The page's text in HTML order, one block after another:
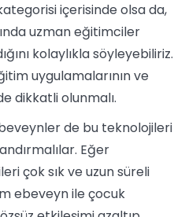
içerisinde olsa da,
uzman eğitimciler
kolaylıkla söyleyebiliriz.
uygulamalarının ve
dikkatli olunmalı.
de bu teknolojileri
Eğer
çok sık ve uzun süreli
ebeveyn ile çocuk